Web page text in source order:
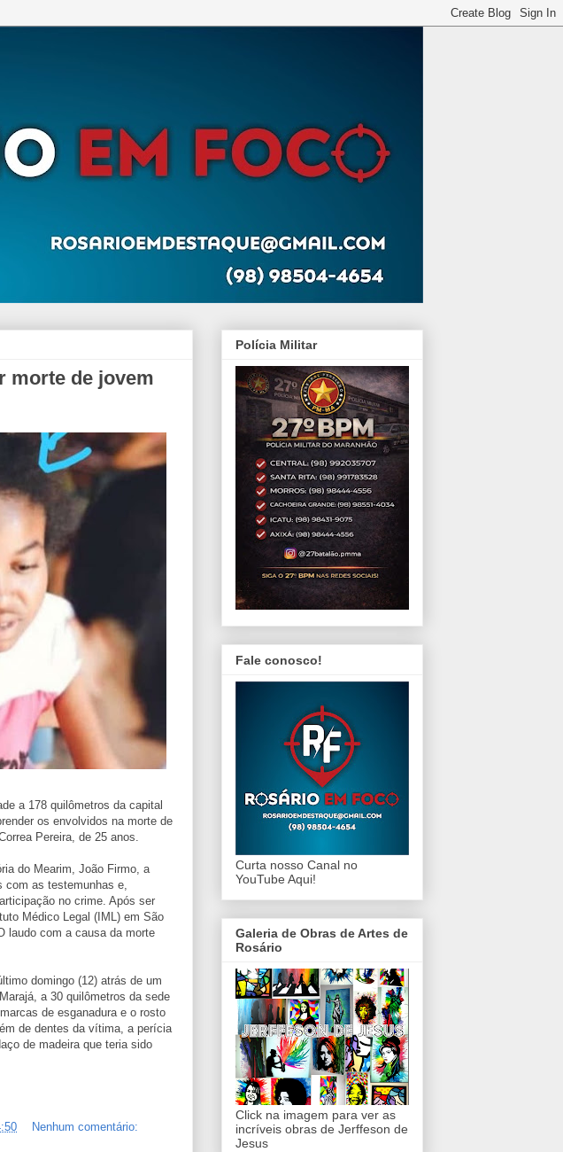
morte de jovem
a 178 quilômetros da capital
os envolvidos na morte de
Pereira, de 25 anos.
do Mearim, João Firmo, a
com as testemunhas e,
no crime. Após ser
Médico Legal (IML) em São
laudo com a causa da morte
domingo (12) atrás de um
a 30 quilômetros da sede
de esganadura e o rosto
de dentes da vítima, a perícia
de madeira que teria sido
Nenhum comentário:
Polícia Militar
Fale conosco!
Curta nosso Canal no
YouTube Aqui!
Galeria de Obras de Artes de
Rosário
Click na imagem para ver as
incríveis obras de Jerffeson de
Jesus